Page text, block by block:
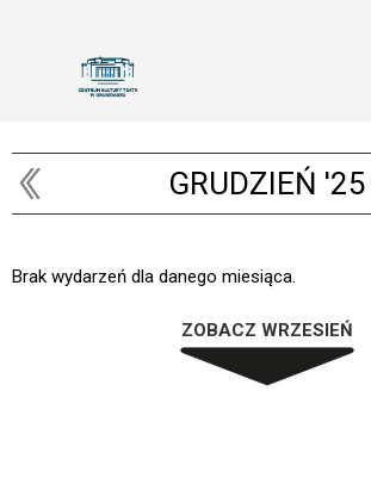
14 52
GRUDZIEŃ '25
Brak wydarzeń dla danego miesiąca.
ZOBACZ WRZESIEŃ